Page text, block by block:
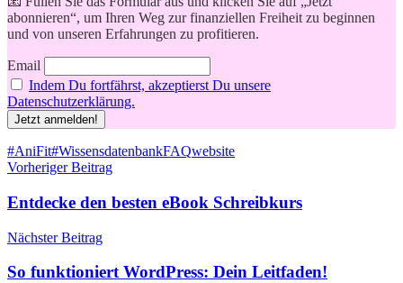
abonnieren“, um Ihren Weg zur finanziellen Freiheit zu beginnen
und von unseren Erfahrungen zu profitieren.
Email
Indem Du fortfährst, akzeptierst Du unsere
Datenschutzerklärung.
Schlagwörter
#AniFit#WissensdatenbankFAQwebsite
Beitragsnavigation
Vorheriger Beitrag
Entdecke den besten eBook Schreibkurs
Nächster Beitrag
So funktioniert WordPress: Dein Leitfaden!